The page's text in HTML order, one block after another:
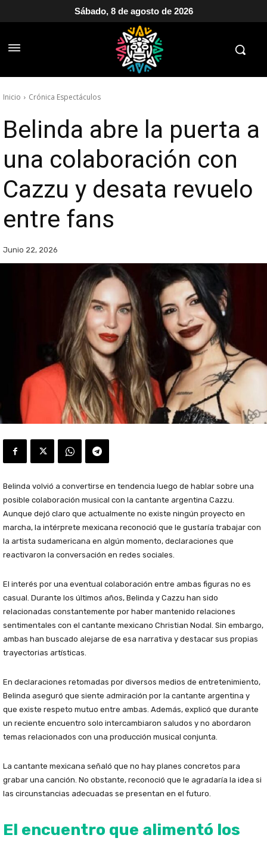
Sábado, 8 de agosto de 2026
Inicio Crónica Espectáculos
Belinda abre la puerta a
una colaboración con
Cazzu y desata revuelo
entre fans
Junio 22, 2026
Belinda volvió a convertirse en tendencia luego de hablar sobre una
posible colaboración musical con la cantante argentina Cazzu.
Aunque dejó claro que actualmente no existe ningún proyecto en
marcha, la intérprete mexicana reconoció que le gustaría trabajar con
la artista sudamericana en algún momento, declaraciones que
reactivaron la conversación en redes sociales.
El interés por una eventual colaboración entre ambas figuras no es
casual. Durante los últimos años, Belinda y Cazzu han sido
relacionadas constantemente por haber mantenido relaciones
sentimentales con el cantante mexicano Christian Nodal. Sin embargo,
ambas han buscado alejarse de esa narrativa y destacar sus propias
trayectorias artísticas.
En declaraciones retomadas por diversos medios de entretenimiento,
Belinda aseguró que siente admiración por la cantante argentina y
que existe respeto mutuo entre ambas. Además, explicó que durante
un reciente encuentro solo intercambiaron saludos y no abordaron
temas relacionados con una producción musical conjunta.
La cantante mexicana señaló que no hay planes concretos para
grabar una canción. No obstante, reconoció que le agradaría la idea si
las circunstancias adecuadas se presentan en el futuro.
El encuentro que alimentó los